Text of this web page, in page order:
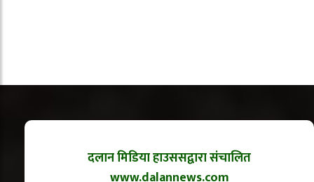
दलान मिडिया हाउससद्वारा संचालित